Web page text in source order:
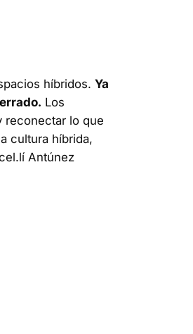
híbridos. Ya
Los
reconectar lo que
cultura híbrida,
Antúnez